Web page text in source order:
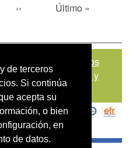
de terceros
Si continúa
acepta su
o bien
en
de datos.
Siguiente página
›› Última página
Último »
Tratamiento de Datos
Seguridad, Términos y
de Uso